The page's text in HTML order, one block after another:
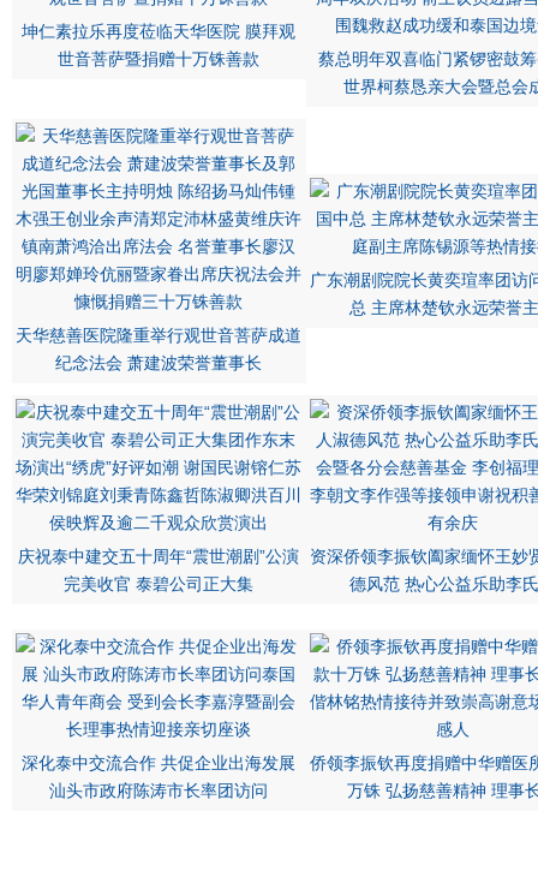
坤仁素拉乐再度莅临天华医院 膜拜观
世音菩萨暨捐赠十万铢善款
蔡总明年双喜临门紧锣密鼓
世界柯蔡恳亲大会暨总会
天华慈善医院隆重举行观世音菩萨成道
纪念法会 萧建波荣誉董事长
广东潮剧院院长黄奕瑄率团访
总 主席林楚钦永远荣誉
庆祝泰中建交五十周年“震世潮剧”公演
完美收官 泰碧公司正大集
资深侨领李振钦阖家缅怀王妙
德风范 热心公益乐助李
深化泰中交流合作 共促企业出海发展
汕头市政府陈涛市长率团访问
侨领李振钦再度捐赠中华赠医
万铢 弘扬慈善精神 理事